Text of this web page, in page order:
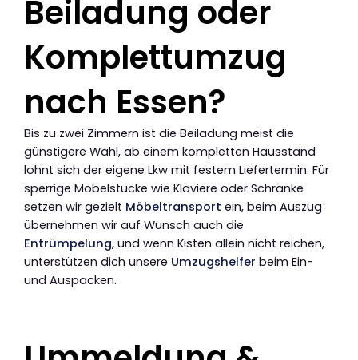
Beiladung oder
Komplettumzug
nach Essen?
Bis zu zwei Zimmern ist die Beiladung meist die
günstigere Wahl, ab einem kompletten Hausstand
lohnt sich der eigene Lkw mit festem Liefertermin. Für
sperrige Möbelstücke wie Klaviere oder Schränke
setzen wir gezielt Möbeltransport ein, beim Auszug
übernehmen wir auf Wunsch auch die
Entrümpelung, und wenn Kisten allein nicht reichen,
unterstützen dich unsere Umzugshelfer beim Ein-
und Auspacken.